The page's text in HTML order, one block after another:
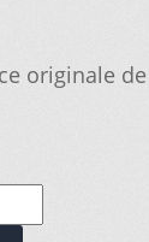
originale